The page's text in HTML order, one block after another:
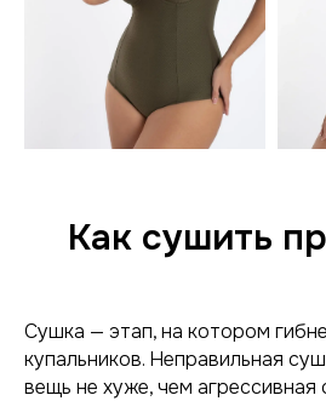
Как сушить
Сушка — этап, на котором
купальников. Неправильная
вещь не хуже, чем агрессивная